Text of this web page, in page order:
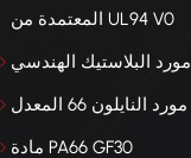
المعتمدة من UL94 V0
مورد البلاستيك الهندسي
مورد النايلون 66 المعدل
مادة PA66 GF30